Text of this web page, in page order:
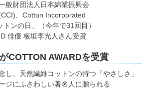
般財団法人日本綿業振興会
、Cotton Incorporated
ンの日」（今年で31回目）
俳優 板垣李光人さん受賞
COTTON AWARDを受賞
し、天然繊維コットンの持つ「やさしさ」
ジにふさわしい著名人に贈られる